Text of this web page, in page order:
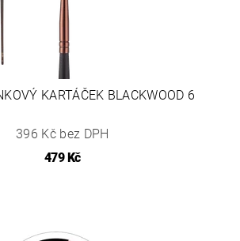
KARTÁČEK BLACKWOOD 6
396 Kč bez DPH
479 Kč